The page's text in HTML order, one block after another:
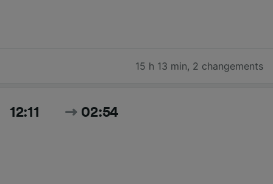
15 h 13 min, 2 changements
12:11 02:54